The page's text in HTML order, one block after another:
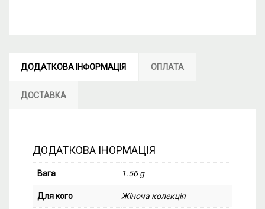
ДОДАТКОВА ІНФОРМАЦІЯ ОПЛАТА
ДОСТАВКА
ДОДАТКОВА ІНОРМАЦІЯ
Вага 1.56 g
Для кого Жіноча колекція